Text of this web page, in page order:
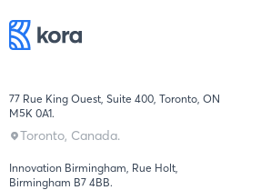
77 Rue King Ouest, Suite 400, Toronto, ON
M5K 0A1.
Toronto, Canada.
Innovation Birmingham, Rue Holt,
Birmingham B7 4BB.